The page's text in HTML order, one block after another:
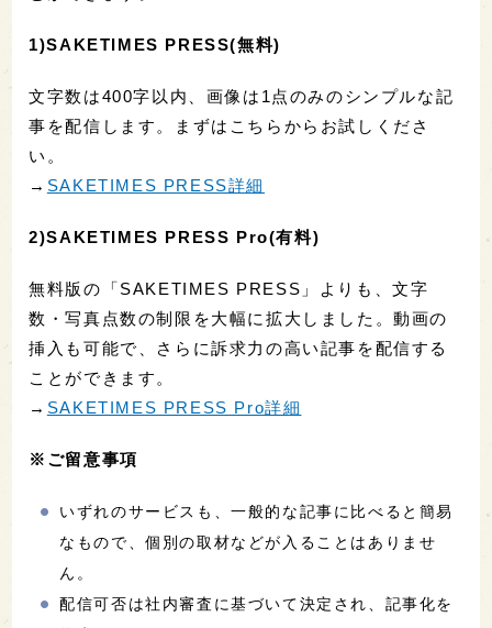
1)SAKETIMES PRESS(無料)
文字数は400字以内、画像は1点のみのシンプルな記
事を配信します。まずはこちらからお試しくださ
い。
→ SAKETIMES PRESS詳細
2)SAKETIMES PRESS Pro(有料)
無料版の「SAKETIMES PRESS」よりも、文字
数・写真点数の制限を大幅に拡大しました。動画の
挿入も可能で、さらに訴求力の高い記事を配信する
ことができます。
→ SAKETIMES PRESS Pro詳細
※ご留意事項
いずれのサービスも、一般的な記事に比べると簡易
なもので、個別の取材などが入ることはありませ
ん。
配信可否は社内審査に基づいて決定され、記事化を